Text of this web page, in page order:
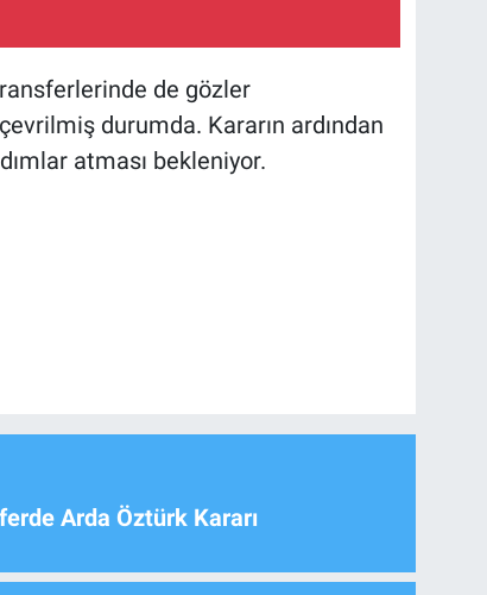
de gözler
durumda. Kararın ardından
atması bekleniyor.
Arda Öztürk Kararı